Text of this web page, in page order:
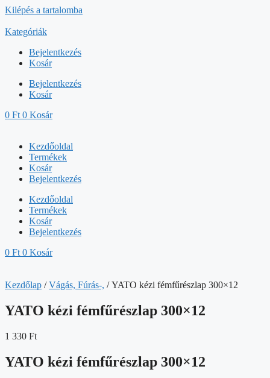
Kilépés a tartalomba
Kategóriák
Bejelentkezés
Kosár
Bejelentkezés
Kosár
0 Ft 0 Kosár
Kezdőoldal
Termékek
Kosár
Bejelentkezés
Kezdőoldal
Termékek
Kosár
Bejelentkezés
0 Ft 0 Kosár
Kezdőlap /Vágás, Fúrás-, / YATO kézi fémfűrészlap 300×12
YATO kézi fémfűrészlap 300×12
1 330 Ft
YATO kézi fémfűrészlap 300×12